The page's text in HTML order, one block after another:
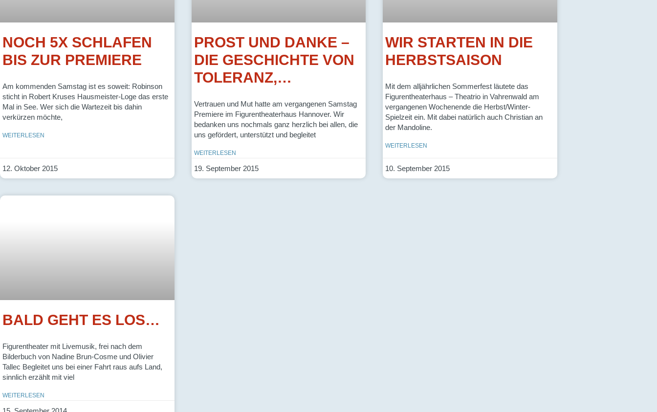
NOCH 5X SCHLAFEN
BIS ZUR PREMIERE
Am kommenden Samstag ist es soweit: Robinson
sticht in Robert Kruses Hausmeister-Loge das erste
Mal in See. Wer sich die Wartezeit bis dahin
verkürzen möchte,
WEITERLESEN
12. Oktober 2015
PROST UND DANKE –
DIE GESCHICHTE VON
TOLERANZ,…
Vertrauen und Mut hatte am vergangenen Samstag
Premiere im Figurentheaterhaus Hannover. Wir
bedanken uns nochmals ganz herzlich bei allen, die
uns gefördert, unterstützt und begleitet
WEITERLESEN
19. September 2015
WIR STARTEN IN DIE
HERBSTSAISON
Mit dem alljährlichen Sommerfest läutete das
Figurentheaterhaus – Theatrio in Vahrenwald am
vergangenen Wochenende die Herbst/Winter-
Spielzeit ein. Mit dabei natürlich auch Christian an
der Mandoline.
WEITERLESEN
10. September 2015
BALD GEHT ES LOS…
Figurentheater mit Livemusik, frei nach dem
Bilderbuch von Nadine Brun-Cosme und Olivier
Tallec Begleitet uns bei einer Fahrt raus aufs Land,
sinnlich erzählt mit viel
WEITERLESEN